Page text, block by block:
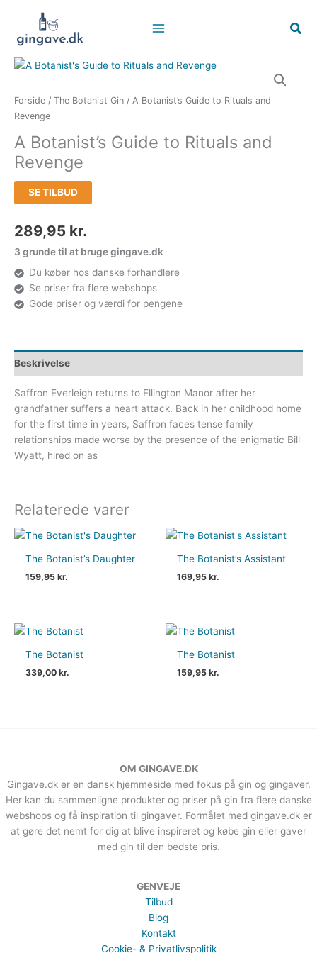
indholdet
Søg
Forside / The Botanist Gin / A Botanist’s Guide to Rituals and
Revenge
A Botanist’s Guide to Rituals and
Revenge
SE TILBUD
289,95 kr.
3 grunde til at bruge gingave.dk
Du køber hos danske forhandlere
Se priser fra flere webshops
Gode priser og værdi for pengene
Beskrivelse
Saffron Everleigh returns to Ellington Manor after her
grandfather suffers a heart attack. Back in her childhood home
for the first time in years, Saffron faces tense family
relationships made worse by the presence of the enigmatic Bill
Wyatt, hired on as
Relaterede varer
The Botanist’s Daughter
159,95kr.
The Botanist’s Assistant
169,95kr.
The Botanist
339,00kr.
The Botanist
159,95kr.
OM GINGAVE.DK
Gingave.dk er en dansk hjemmeside med fokus på gin og gingaver.
Her kan du sammenligne produkter og priser på gin fra flere danske
webshops og få inspiration til gingaver. Formålet med gingave.dk er
at gøre det nemt for dig at blive inspireret og købe gin eller gaver
med gin til den bedste pris.
GENVEJE
Tilbud
Blog
Kontakt
Cookie- & Privatlivspolitik